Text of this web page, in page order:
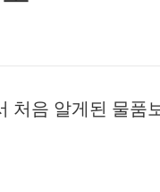
처음 알게된 물품